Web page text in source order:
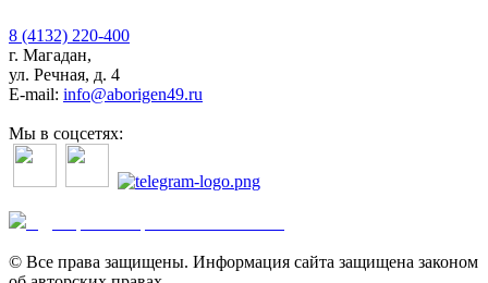
8 (4132) 220-400
г. Магадан,
ул. Речная, д. 4
E-mail: info@aborigen49.ru
Мы в соцсетях:
© Все права защищены. Информация сайта защищена законом